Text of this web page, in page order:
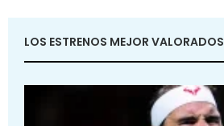
LOS ESTRENOS MEJOR VALORADOS